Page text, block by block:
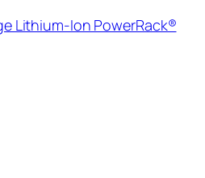
Lithium-Ion PowerRack®